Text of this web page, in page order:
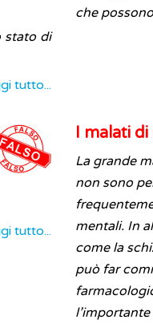
stato di
tutto...
che
tutto...
I malati
La grande
non sono
mentali. In
come la
può far